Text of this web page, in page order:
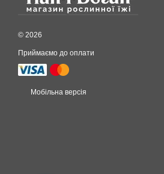
© 2026
Приймаємо до оплати
Мобільна версія